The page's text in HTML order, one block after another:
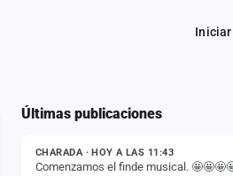
Últimas publicaciones
ESTADO
CHARADA · HOY A LAS 11:43
Comenzamos el finde musical.
ESTADO